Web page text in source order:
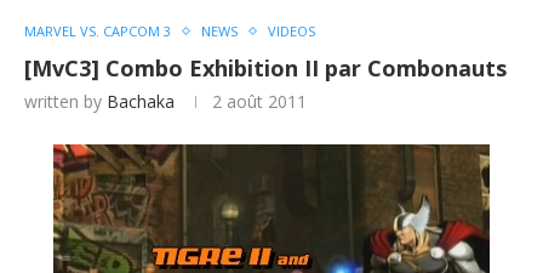
MARVEL VS. CAPCOM 3 NEWS VIDEOS
[MvC3] Combo Exhibition II par Combonauts
written by Bachaka 2 août 2011